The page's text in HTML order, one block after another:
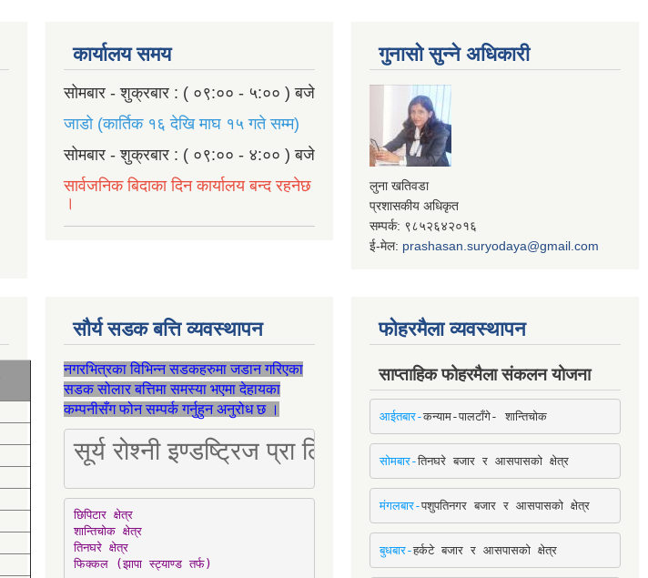
कार्यालय समय
सोमबार - शुक्रबार : ( ०९:०० - ५:०० ) बजे
जाडो (कार्तिक १६ देखि माघ १५ गते सम्म)
सोमबार - शुक्रबार : ( ०९:०० - ४:०० ) बजे
सार्वजनिक बिदाका दिन कार्यालय बन्द रहनेछ
।
गुनासो सुन्ने अधिकारी
लुना खतिवडा
प्रशासकीय अधिकृत
सम्पर्क: ९८५२६४२०१६
ई-मेल: prashasan.suryodaya@gmail.com
सौर्य सडक बत्ति व्यवस्थापन
नगरभित्रका विभिन्न सडकहरुमा जडान गरिएका
सडक सोलार बत्तिमा समस्या भएमा देहायका
कम्पनीसँग फोन सम्पर्क गर्नुहुन अनुरोध छ ।
सूर्य रोश्नी इण्डष्ट्रिज प्रा लि [Mobile: 9851034034]
छिपिटार क्षेत्र
शान्तिचोक क्षेत्र
तिनघरे क्षेत्र
फिक्कल (झापा स्ट्याण्ड तर्फ)
फोहरमैला व्यवस्थापन
साप्ताहिक फोहरमैला संकलन योजना
आईतबार-कन्याम-पालटाँगे- शान्तिचोक
सोमबार-तिनघरे बजार र आसपासको क्षेत्र
मंगलबार-पशुपतिनगर बजार र आसपासको क्षेत्र
बुधबार-हर्कटे बजार र आसपासको क्षेत्र